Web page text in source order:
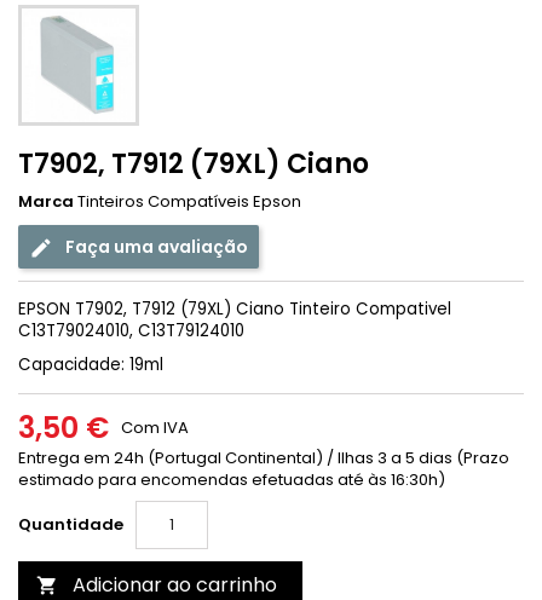
T7902, T7912 (79XL) Ciano
Marca Tinteiros Compatíveis Epson
Faça uma avaliação
EPSON T7902, T7912 (79XL) Ciano Tinteiro Compativel
C13T79024010, C13T79124010
Capacidade: 19ml
3,50 € Com IVA
Entrega em 24h (Portugal Continental) / Ilhas 3 a 5 dias (Prazo
estimado para encomendas efetuadas até às 16:30h)
Quantidade
 Adicionar ao carrinho